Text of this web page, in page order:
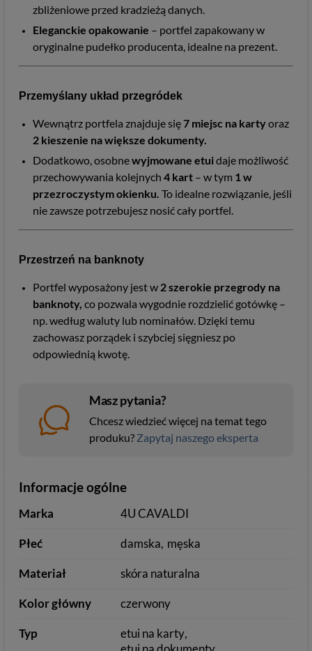
zbliżeniowe przed kradzieżą danych.
Eleganckie opakowanie – portfel zapakowany w
oryginalne pudełko producenta, idealne na prezent.
Przemyślany układ przegródek
Wewnątrz portfela znajduje się7 miejsc na kartyoraz
2 kieszenie na większe dokumenty.
Dodatkowo, osobnewyjmowane etuidaje możliwość
przechowywania kolejnych 4 kart – w tym 1w
przezroczystym okienku. To idealne rozwiązanie, jeśli
nie zawsze potrzebujesz nosić cały portfel.
Przestrzeń na banknoty
Portfel wyposażony jest w 2szerokie przegrody na
banknoty, co pozwala wygodnie rozdzielić gotówkę –
np. według waluty lub nominałów. Dzięki temu
zachowasz porządek i szybciej sięgniesz po
odpowiednią kwotę.
Masz pytania?
Chcesz wiedzieć więcej na temat tego
produku? Zapytaj naszego eksperta
Informacje ogólne
Marka 4U CAVALDI
Płeć damska męska
Materiał skóra naturalna
Kolor główny czerwony
Typ
etui na karty